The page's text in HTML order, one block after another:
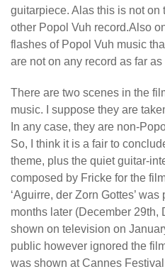
guitarpiece. Alas this is not on
other Popol Vuh record.Also
flashes of Popol Vuh music
are not on any record as far as
There are two scenes in the
music. I suppose they are
In any case, they are non-
So, I think it is a fair to
theme, plus the quiet guitar-
composed by Fricke for the
‘Aguirre, der Zorn Gottes’
months later (December 29th,
shown on television on
public however ignored the
was shown at Cannes